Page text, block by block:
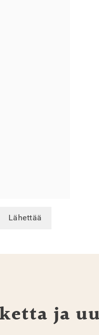
Lähettää
ja